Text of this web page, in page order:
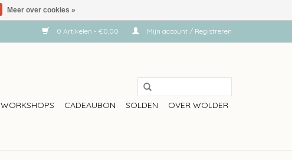
0 Artikelen - €0,00 Mijn account / Registreren
WORKSHOPS CADEAUBON SOLDEN OVER WOLDER
Meer over cookies »